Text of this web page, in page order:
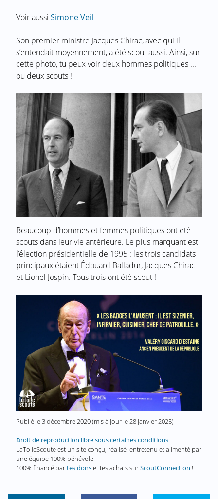
Voir aussi Simone Veil
Son premier ministre Jacques Chirac, avec qui il
s’entendait moyennement, a été scout aussi. Ainsi, sur
cette photo, tu peux voir deux hommes politiques ...
ou deux scouts !
Beaucoup d’hommes et femmes politiques ont été
scouts dans leur vie antérieure. Le plus marquant est
l’élection présidentielle de 1995 : les trois candidats
principaux étaient Édouard Balladur, Jacques Chirac
et Lionel Jospin. Tous trois ont été scout !
Publié le3 décembre 2020(mis à jour le28 janvier 2025)
Droit de reproduction libre sous certaines conditions
LaToileScoute est un site conçu, réalisé, entretenu et alimenté par
une équipe 100% bénévole.
100% financé partes donset tes achats surScoutConnection !